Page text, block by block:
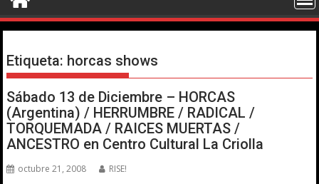
Etiqueta: horcas shows
Sábado 13 de Diciembre – HORCAS
(Argentina) / HERRUMBRE / RADICAL /
TORQUEMADA / RAICES MUERTAS /
ANCESTRO en Centro Cultural La Criolla
octubre 21, 2008 RISE!